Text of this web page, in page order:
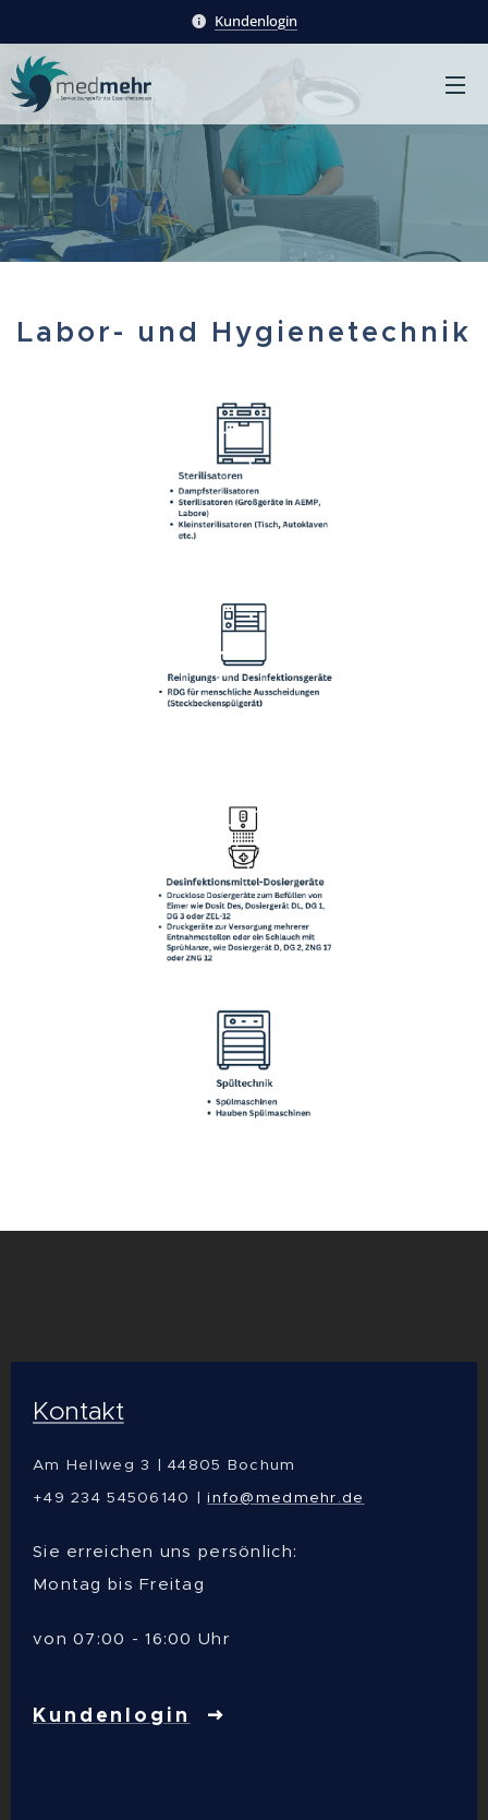
Kundenlogin
Labor- und Hygienetechnik
Kontakt
Am Hellweg 3 | 44805 Bochum
+49 234 54506140 |info@medmehr.de
Sie erreichen uns persönlich:
Montag bis Freitag
von 07:00 - 16:00 Uhr
Kundenlogin